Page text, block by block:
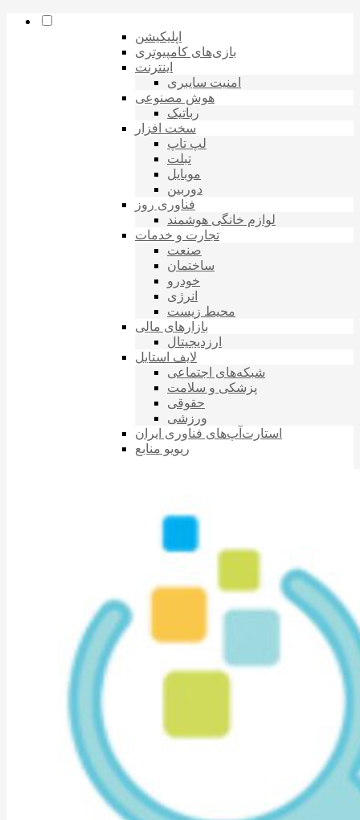
اپلیکیشن
بازی‌های کامپیوتری
اینترنت
امنیت سایبری
هوش مصنوعی
رباتیک
سخت افزار
لپ تاپ
تبلت
موبایل
دوربین
فناوری روز
لوازم خانگی هوشمند
تجارت و خدمات
صنعت
ساختمان
خودرو
انرژی
محیط زیست
بازارهای مالی
ارزدیجیتال
لایف استایل
شبکه‌های اجتماعی
پزشکی و سلامت
حقوقی
ورزشی
استارت‌آپ‌های فناوری ایران
ریویو منابع